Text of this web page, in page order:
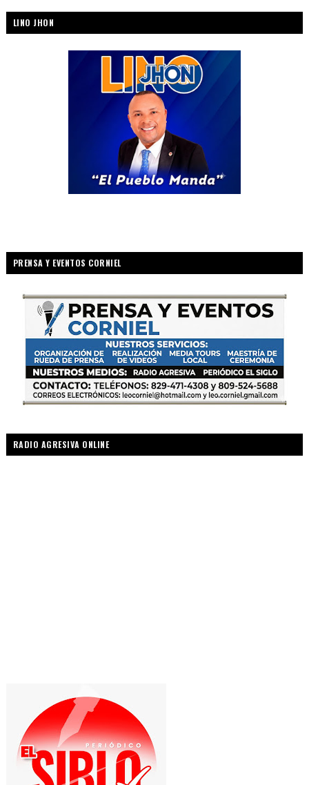
LINO JHON
PRENSA Y EVENTOS CORNIEL
RADIO AGRESIVA ONLINE